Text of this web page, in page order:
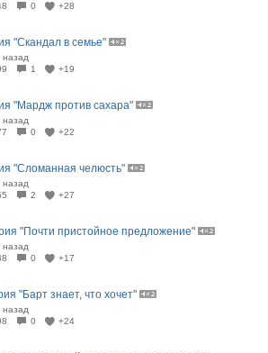
0 +28
"Скандал в семье"
назад
1 +19
"Мардж против сахара"
назад
0 +22
"Сломанная челюсть"
назад
2 +27
"Почти пристойное предложение"
назад
0 +17
"Барт знает, что хочет"
назад
0 +24